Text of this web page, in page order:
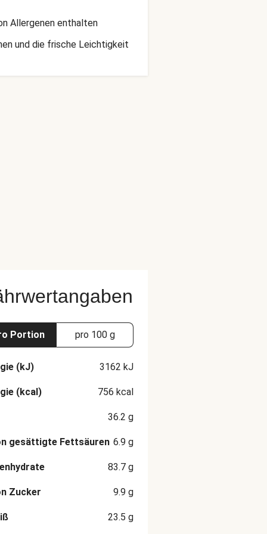
Allergenen enthalten
und die frische Leichtigkeit
Portion pro 100 g
(kJ) 3162 kJ
(kcal) 756 kcal
36.2 g
gesättigte Fettsäuren 6.9 g
83.7 g
Zucker 9.9 g
23.5 g